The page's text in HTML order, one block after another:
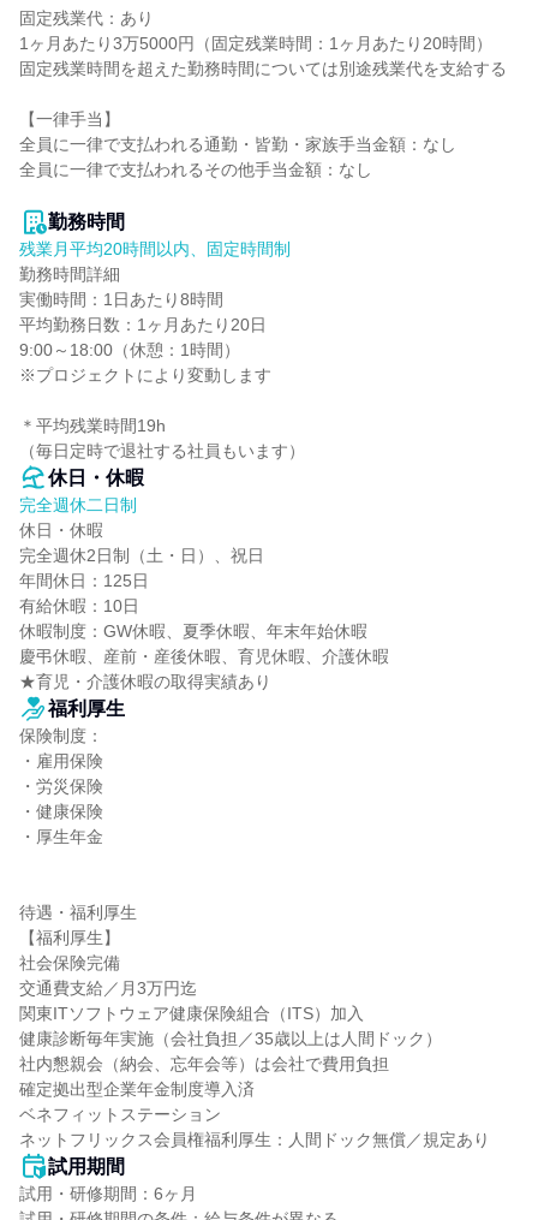
固定残業代：あり
1ヶ月あたり3万5000円（固定残業時間：1ヶ月あたり20時間）
固定残業時間を超えた勤務時間については別途残業代を支給する
【一律手当】
全員に一律で支払われる通勤・皆勤・家族手当金額：なし
全員に一律で支払われるその他手当金額：なし
勤務時間
残業月平均20時間以内、固定時間制
勤務時間詳細
実働時間：1日あたり8時間
平均勤務日数：1ヶ月あたり20日
9:00～18:00（休憩：1時間）
※プロジェクトにより変動します
＊平均残業時間19h
（毎日定時で退社する社員もいます）
休日・休暇
完全週休二日制
休日・休暇
完全週休2日制（土・日）、祝日
年間休日：125日
有給休暇：10日
休暇制度：GW休暇、夏季休暇、年末年始休暇
慶弔休暇、産前・産後休暇、育児休暇、介護休暇
★育児・介護休暇の取得実績あり
福利厚生
保険制度：
・雇用保険
・労災保険
・健康保険
・厚生年金
待遇・福利厚生
【福利厚生】
社会保険完備
交通費支給／月3万円迄
関東ITソフトウェア健康保険組合（ITS）加入
健康診断毎年実施（会社負担／35歳以上は人間ドック）
社内懇親会（納会、忘年会等）は会社で費用負担
確定拠出型企業年金制度導入済
ベネフィットステーション
ネットフリックス会員権福利厚生：人間ドック無償／規定あり
試用期間
試用・研修期間：6ヶ月